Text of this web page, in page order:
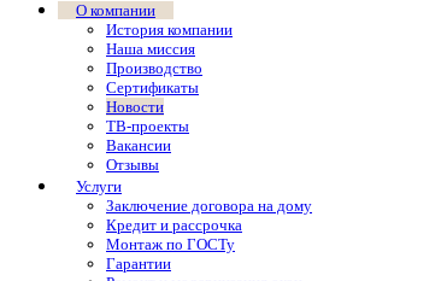
О компании
История компании
Наша миссия
Производство
Сертификаты
Новости
ТВ-проекты
Вакансии
Отзывы
Услуги
Заключение договора на дому
Кредит и рассрочка
Монтаж по ГОСТу
Гарантии